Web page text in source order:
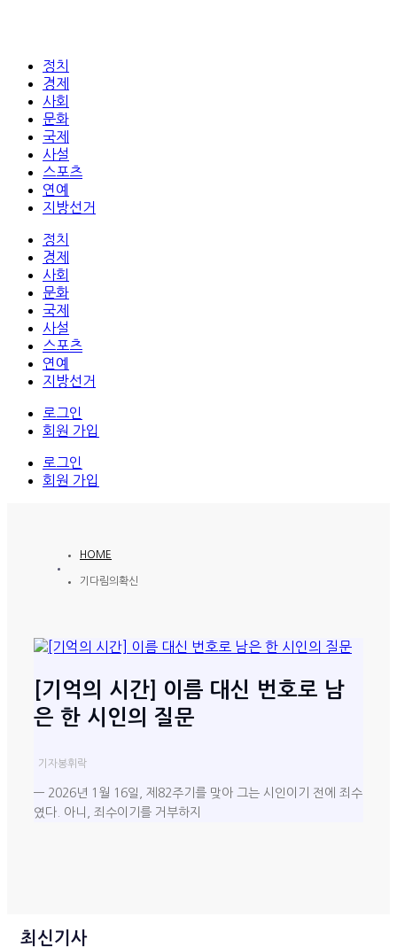
정치
경제
사회
문화
국제
사설
스포츠
연예
지방선거
정치
경제
사회
문화
국제
사설
스포츠
연예
지방선거
로그인
회원 가입
로그인
회원 가입
HOME
기다림의확신
[기억의 시간] 이름 대신 번호로 남
은 한 시인의 질문
기자봉휘락
— 2026년 1월 16일, 제82주기를 맞아 그는 시인이기 전에 죄수
였다. 아니, 죄수이기를 거부하지
최신기사